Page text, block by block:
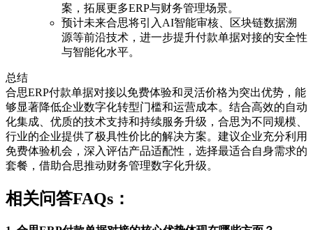
案，拓展更多ERP与财务管理场景。
预计未来合思将引入AI智能审核、区块链数据溯
源等前沿技术，进一步提升付款单据对接的安全性
与智能化水平。
总结
合思ERP付款单据对接以免费体验和灵活价格为突出优势，能
够显著降低企业数字化转型门槛和运营成本。结合高效的自动
化集成、优质的技术支持和持续服务升级，合思为不同规模、
行业的企业提供了极具性价比的解决方案。建议企业充分利用
免费体验机会，深入评估产品适配性，选择最适合自身需求的
套餐，借助合思推动财务管理数字化升级。
相关问答FAQs：